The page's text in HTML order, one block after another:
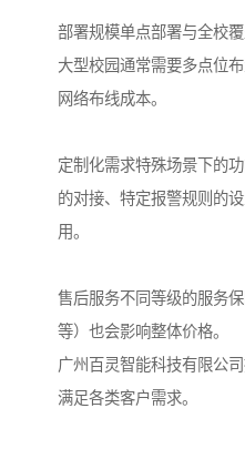
部署规模单点部署与全校
大型校园通常需要多点位
网络布线成本。
定制化需求特殊场景下的
的对接、特定报警规则的
用。
售后服务不同等级的服务
等）也会影响整体价格。
广州百灵智能科技有限公
满足各类客户需求。